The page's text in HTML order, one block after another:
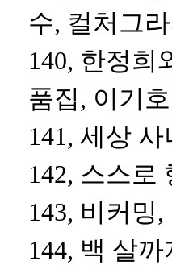
수, 컬처그
140, 한정희
품집, 이기
141, 세상
142, 스스로
143, 비커밍
144, 백 살